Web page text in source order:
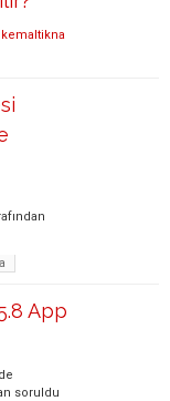
kemaltikna
App
soruldu